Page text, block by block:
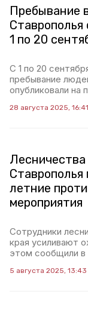
Пребывание
Ставрополья
1 по 20
С 1 по 20
пребывание
опубликовали на
28 августа 2025, 16:41
Ставрополья
летние
мероприятия
Сотрудники
края усиливают
этом сообщили в
5 августа 2025, 13:43